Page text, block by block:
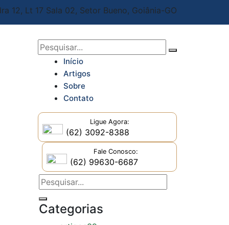
12, Lt 17 Sala 02, Setor Bueno, Goiânia-GO
Início
Artigos
Sobre
Contato
Ligue Agora:
(62) 3092-8388
Fale Conosco:
(62) 99630-6687
Categorias